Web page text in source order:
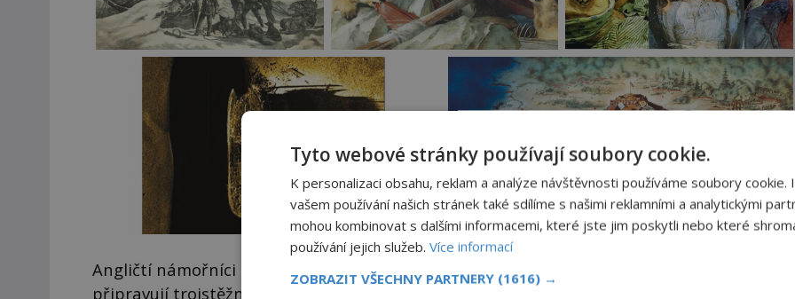
Angličtí námořníci mají napilno. V zálivu Disko na západním pobřeží Grónska právě
připravují trojstěžníky Erebus a Terror na další cestu. Výkřiky zaznívají i z paluby
Tyto webové stránky používají soubory cookie.
K personalizaci obsahu, reklam a analýze návštěvnosti používáme soubory cookie.
vašem používání našich stránek také sdílíme s našimi reklamními a analytickými
mohou kombinovat s dalšími informacemi, které jste jim poskytli nebo které
používání jejich služeb. Více informací
ZOBRAZIT VŠECHNY PARTNERY (1616) →